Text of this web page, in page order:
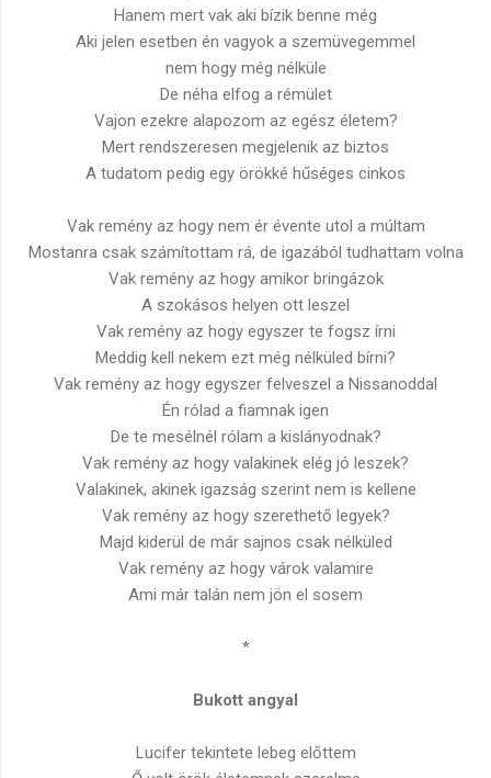
Hanem mert vak aki bízik benne még
Aki jelen esetben én vagyok a szemüvegemmel
nem hogy még nélküle
De néha elfog a rémület
Vajon ezekre alapozom az egész életem?
Mert rendszeresen megjelenik az biztos
A tudatom pedig egy örökké hűséges cinkos
Vak remény az hogy nem ér évente utol a múltam
Mostanra csak számítottam rá, de igazából tudhattam volna
Vak remény az hogy amikor bringázok
A szokásos helyen ott leszel
Vak remény az hogy egyszer te fogsz írni
Meddig kell nekem ezt még nélküled bírni?
Vak remény az hogy egyszer felveszel a Nissanoddal
Én rólad a fiamnak igen
De te mesélnél rólam a kislányodnak?
Vak remény az hogy valakinek elég jó leszek?
Valakinek, akinek igazság szerint nem is kellene
Vak remény az hogy szerethető legyek?
Majd kiderül de már sajnos csak nélküled
Vak remény az hogy várok valamire
Ami már talán nem jön el sosem
*
Bukott angyal
Lucifer tekintete lebeg előttem